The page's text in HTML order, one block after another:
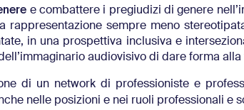
e combattere i pregiudizi di genere
sempre meno
in una prospettiva inclusiva e
audiovisivo di dare forma alla
di un network di professioniste e
nelle posizioni e nei ruoli professionali e